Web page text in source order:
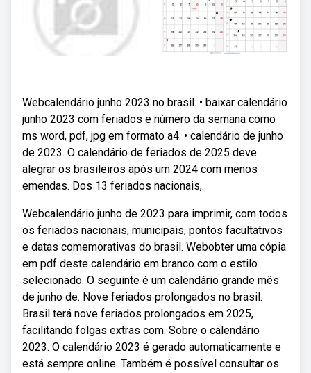
Webcalendário junho 2023 no brasil. • baixar calendário
junho 2023 com feriados e número da semana como
ms word, pdf, jpg em formato a4. • calendário de junho
de 2023. O calendário de feriados de 2025 deve
alegrar os brasileiros após um 2024 com menos
emendas. Dos 13 feriados nacionais,.
Webcalendário junho de 2023 para imprimir, com todos
os feriados nacionais, municipais, pontos facultativos
e datas comemorativas do brasil. Webobter uma cópia
em pdf deste calendário em branco com o estilo
selecionado. O seguinte é um calendário grande mês
de junho de. Nove feriados prolongados no brasil.
Brasil terá nove feriados prolongados em 2025,
facilitando folgas extras com. Sobre o calendário
2023. O calendário 2023 é gerado automaticamente e
está sempre online. Também é possível consultar os